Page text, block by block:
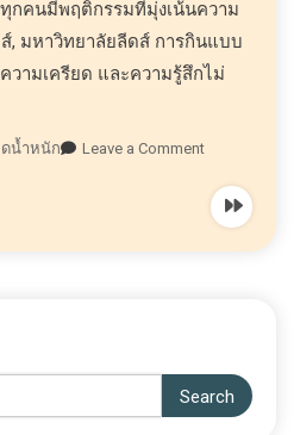
กคนมีพฤติกรรมที่มุ่งเน้นความ
, มหาวิทยาลัยลีดส์ การกินแบบ
วามเครียด และความรู้สึกไม่
ดน้ำหนัก Leave a Comment
Search